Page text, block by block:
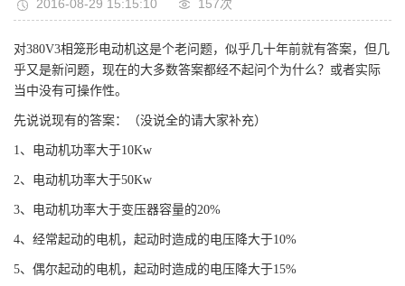
2016-08-29 15:15:10 157次
对380V3相笼形电动机这是个老问题，似乎几十年前就有答案，但几
乎又是新问题，现在的大多数答案都经不起问个为什么？或者实际
当中没有可操作性。
先说说现有的答案：（没说全的请大家补充）
1、电动机功率大于10Kw
2、电动机功率大于50Kw
3、电动机功率大于变压器容量的20%
4、经常起动的电机，起动时造成的电压降大于10%
5、偶尔起动的电机，起动时造成的电压降大于15%